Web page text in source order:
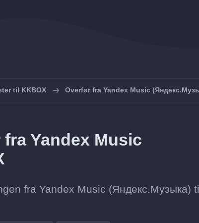
til KKBOX Overfør fra Yandex Music
Yandex Music
fra Yandex Music (Яндекс.Музыка)